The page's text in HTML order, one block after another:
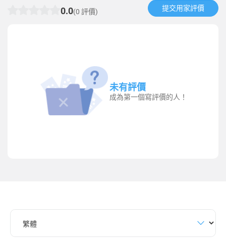
0.0(0 評價) 提交用家評價​
未有評價
成為第一個寫評價的人！